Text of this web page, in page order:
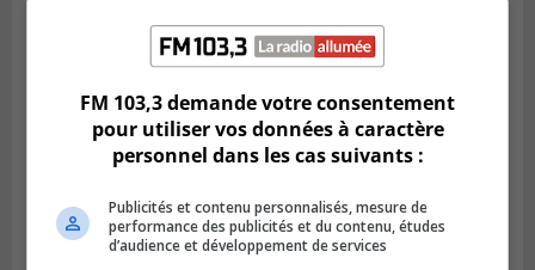
Publié le 14 juillet 2026 à 04h58
forte croissance
FM 103,3 demande votre consentement
pour utiliser vos données à caractère
personnel dans les cas suivants :
Publicités et contenu personnalisés, mesure de
performance des publicités et du contenu, études
d’audience et développement de services